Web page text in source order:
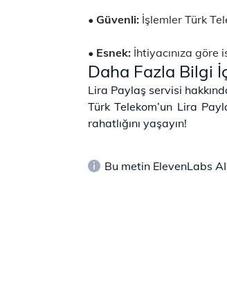
Güvenli: İşlemler Türk
Esnek: İhtiyacınıza
Daha Fazla Bilgi
Lira Paylaş servisi
Türk Telekom’un Lira
rahatlığını yaşayın!
Bu metin ElevenLabs